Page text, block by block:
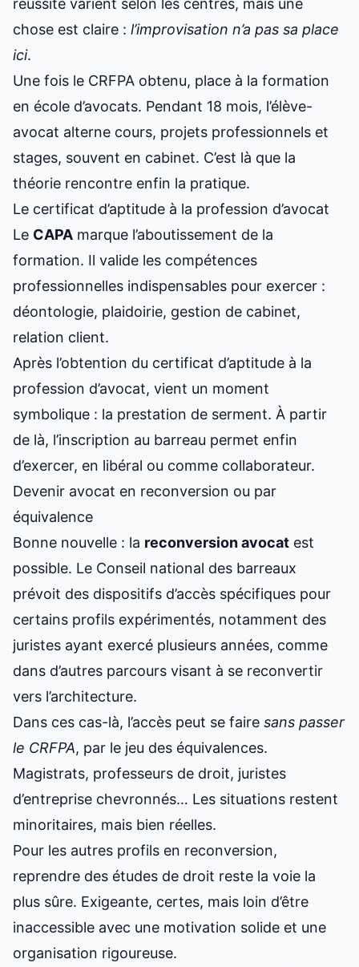
réussite varient selon les centres, mais une
chose est claire : l’improvisation n’a pas sa place
ici.
Une fois le CRFPA obtenu, place à la formation
en école d’avocats. Pendant 18 mois, l’élève-
avocat alterne cours, projets professionnels et
stages, souvent en cabinet. C’est là que la
théorie rencontre enfin la pratique.
Le certificat d’aptitude à la profession d’avocat
Le CAPA marque l’aboutissement de la
formation. Il valide les compétences
professionnelles indispensables pour exercer :
déontologie, plaidoirie, gestion de cabinet,
relation client.
Après l’obtention du certificat d’aptitude à la
profession d’avocat, vient un moment
symbolique : la prestation de serment. À partir
de là, l’inscription au barreau permet enfin
d’exercer, en libéral ou comme collaborateur.
Devenir avocat en reconversion ou par
équivalence
Bonne nouvelle : la reconversion avocat est
possible. Le Conseil national des barreaux
prévoit des dispositifs d’accès spécifiques pour
certains profils expérimentés, notamment des
juristes ayant exercé plusieurs années, comme
dans d’autres parcours visant à se reconvertir
vers l’architecture.
Dans ces cas-là, l’accès peut se faire sans passer
le CRFPA, par le jeu des équivalences.
Magistrats, professeurs de droit, juristes
d’entreprise chevronnés… Les situations restent
minoritaires, mais bien réelles.
Pour les autres profils en reconversion,
reprendre des études de droit reste la voie la
plus sûre. Exigeante, certes, mais loin d’être
inaccessible avec une motivation solide et une
organisation rigoureuse.